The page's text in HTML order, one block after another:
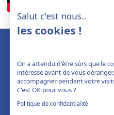
Salut c'est nous..
les cookies !
On a attendu d'être sûrs que le
intéresse avant de vous
accompagner pendant votre
C'est OK pour vous ?
Politique de confidentialité